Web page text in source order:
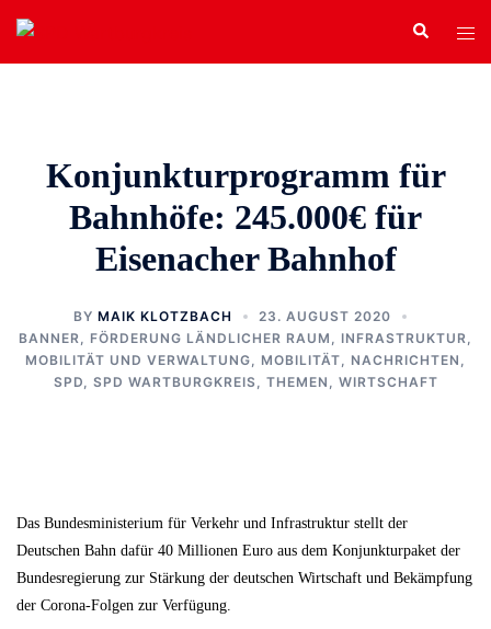
Zum
Inhalt
springen
Search
Konjunkturprogramm für
Bahnhöfe: 245.000€ für
Eisenacher Bahnhof
BY MAIK KLOTZBACH
23. AUGUST 2020
BANNER
FÖRDERUNG LÄNDLICHER RAUM
INFRASTRUKTUR,
MOBILITÄT UND VERWALTUNG
MOBILITÄT NACHRICHTEN
SPD
SPD WARTBURGKREIS THEMEN WIRTSCHAFT
Das Bundesministerium für Verkehr und Infrastruktur stellt der
Deutschen Bahn dafür 40 Millionen Euro aus dem Konjunkturpaket der
Bundesregierung zur Stärkung der deutschen Wirtschaft und Bekämpfung
der Corona-Folgen zur Verfügung.